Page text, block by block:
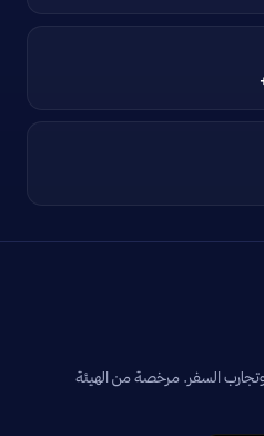
السفر. مرخصة من الهيئة